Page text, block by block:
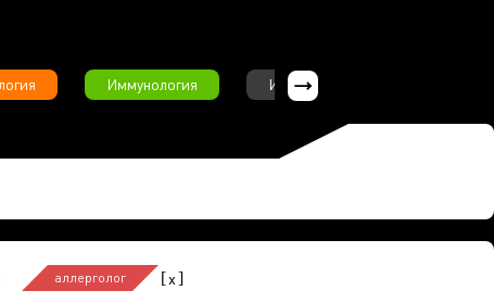
Иммунология Интервью
аллерголог [x]